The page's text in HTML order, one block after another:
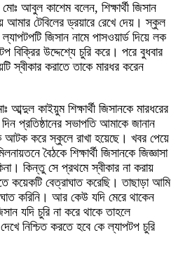
মোঃ আবুল কাশেম বলেন, শিক্ষার্থী জিসান
আমার টেবিলের ড্রয়ারে রেখে দেয়। স্কুল
জিসান নামে পাসওয়ার্ড দিয়ে লক
উদ্দেশ্যে চুরি করে। পরে বুধবার
স্বীকার করাতে তাকে মারধর করেন
আব্দুল কাইয়ুম শিক্ষার্থী জিসানকে মারধরের
প্রতিষ্ঠানের সভাপতি আমাকে জানান
আটক করে স্কুলে রাখা হয়েছে। খবর পেয়ে
বৈঠকে শিক্ষার্থী জিসানকে জিজ্ঞাসা
কিন্তু সে প্রথমে স্বীকার না করায়
কয়েকটি বেত্রাঘাত করেছি। তাছাড়া আমি
করিনি। আর কেউ যদি মেরে থাকেন
যদি চুরি না করে থাকে তাহলে
নিশ্চিত করতে হবে কে ল্যাপটপ চুরি